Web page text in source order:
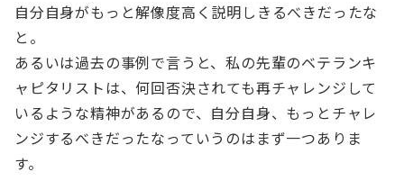
自分自身がもっと解像度高く説明しきるべきだったな
と。
あるいは過去の事例で言うと、私の先輩のベテランキ
ャピタリストは、何回否決されても再チャレンジして
いるような精神があるので、自分自身、もっとチャレ
ンジするべきだったなっていうのはまず一つありま
す。